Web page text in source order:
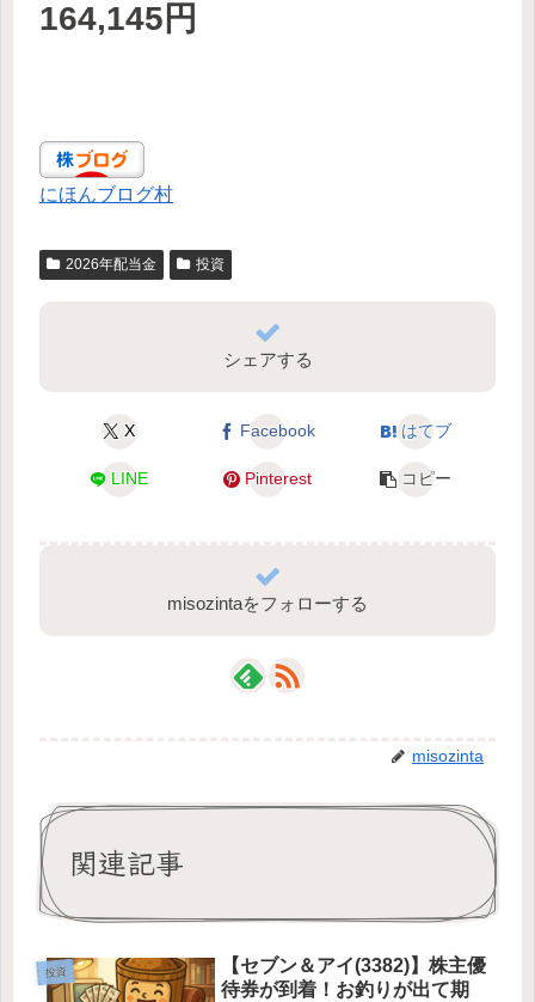
164,145円
にほんブログ村
2026年配当金 投資
シェアする
X Facebook はてブ
LINE Pinterest コピー
misozintaをフォローする
misozinta
関連記事
投資
【セブン＆アイ(3382)】株主優
待券が到着！お釣りが出て期